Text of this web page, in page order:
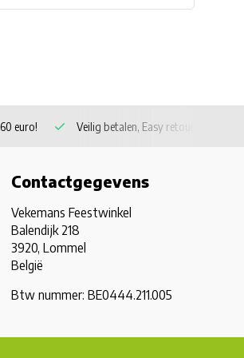
euro! Veilig betalen, Easy retour
Contactgegevens
Vekemans Feestwinkel
Balendijk 218
3920, Lommel
België
Btw nummer: BE0444.211.005